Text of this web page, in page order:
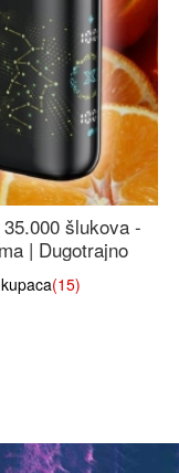
šlukova -
| Dugotrajno
(15)